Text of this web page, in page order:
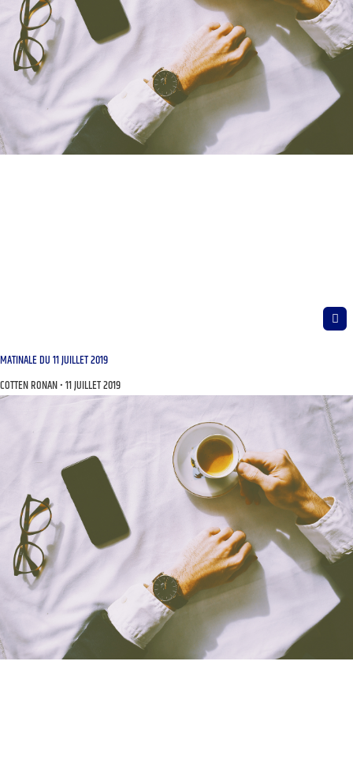
MATINALE DU 11 JUILLET 2019
COTTEN RONAN 11 JUILLET 2019